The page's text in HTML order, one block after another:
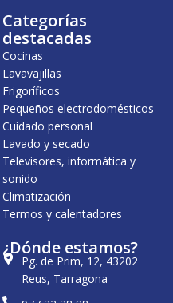
Categorías
destacadas
Cocinas
Lavavajillas
Frigoríficos
Pequeños electrodomésticos
Cuidado personal
Lavado y secado
Televisores, informática y
sonido
Climatización
Termos y calentadores
¿Dónde estamos?
Pg. de Prim, 12, 43202
Reus, Tarragona